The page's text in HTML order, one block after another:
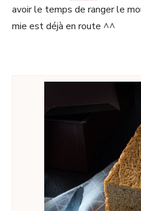
avoir le temps de ranger le
mie est déjà en route ^^